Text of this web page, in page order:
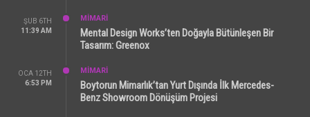
ŞUB 6TH
11:39 AM
MİMARİ
Mental Design Works’ten Doğayla Bütünleşen Bir
Tasarım: Greenox
OCA 12TH
6:53 PM
MİMARİ
Boytorun Mimarlık’tan Yurt Dışında İlk Mercedes-
Benz Showroom Dönüşüm Projesi